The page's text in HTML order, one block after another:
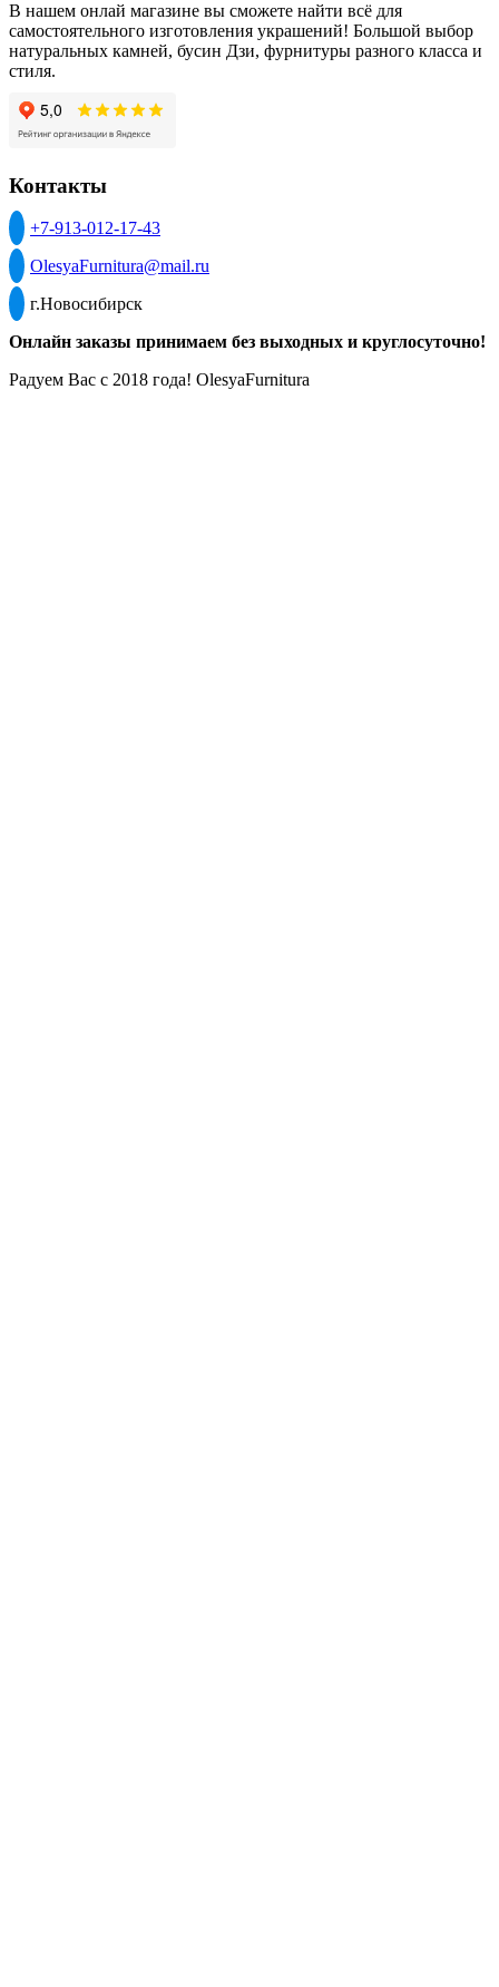
В нашем онлай магазине вы сможете найти всё для
самостоятельного изготовления украшений! Большой выбор
натуральных камней, бусин Дзи, фурнитуры разного класса и
стиля.
Контакты
+7-913-012-17-43
OlesyaFurnitura@mail.ru
г.Новосибирск
Онлайн заказы принимаем без выходных и круглосуточно!
Радуем Вас с 2018 года! OlesyaFurnitura